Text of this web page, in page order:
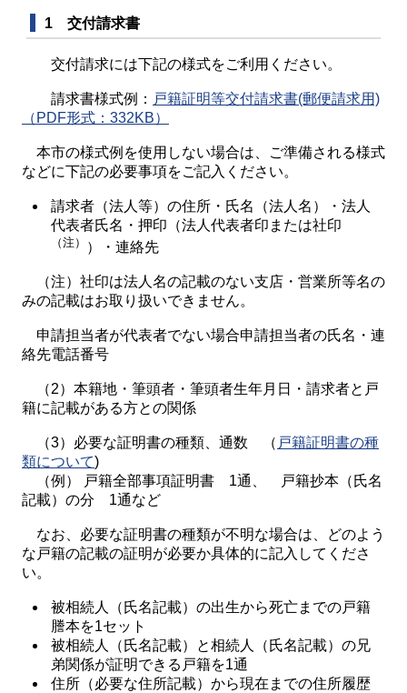
1 交付請求書
交付請求には下記の様式をご利用ください。
請求書様式例： 戸籍証明等交付請求書(郵便請求用)
（PDF形式：332KB）
本市の様式例を使用しない場合は、ご準備される様式
などに下記の必要事項をご記入ください。
請求者（法人等）の住所・氏名（法人名）・法人
代表者氏名・押印（法人代表者印または社印
（注） ）・連絡先
（注）社印は法人名の記載のない支店・営業所等名の
みの記載はお取り扱いできません。
申請担当者が代表者でない場合申請担当者の氏名・連
絡先電話番号
（2）本籍地・筆頭者・筆頭者生年月日・請求者と戸
籍に記載がある方との関係
（3）必要な証明書の種類、通数 （ 戸籍証明書の種
類について)
（例） 戸籍全部事項証明書 1通、 戸籍抄本（氏名
記載）の分 1通など
なお、必要な証明書の種類が不明な場合は、どのよう
な戸籍の記載の証明が必要か具体的に記入してくださ
い。
被相続人（氏名記載）の出生から死亡までの戸籍
謄本を1セット
被相続人（氏名記載）と相続人（氏名記載）の兄
弟関係が証明できる戸籍を1通
住所（必要な住所記載）から現在までの住所履歴